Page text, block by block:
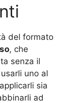
del formato
, che
senza il
uno al
sia
ad